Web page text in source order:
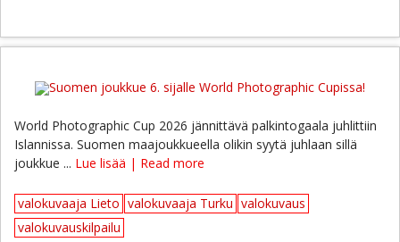
World Photographic Cup 2026 jännittävä palkintogaala juhlittiin
Islannissa. Suomen maajoukkueella olikin syytä juhlaan sillä
joukkue ... Lue lisää | Read more
valokuvaaja Lieto valokuvaaja Turku valokuvaus
valokuvauskilpailu